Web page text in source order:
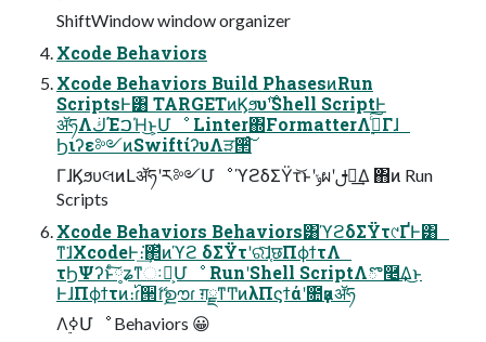
ShiftWindow window organizer
Xcode Behaviors
Xcode Behaviors Build PhasesͷRun
ScriptsͰ͸ TARGETͷϏϧυ࣌ʹShell ScriptͰ
ॲཧΛڬΈࠐΉ͜ͱ͕Մೳ Linter΍FormatterΛ࣮ߦͨ͠Γɺ
Ϧιʔε༻ͷSwiftίʔυΛੜ੒ͨ͠
ΓɺϏϧυલͷԼॲཧʹར༻Մೳ ϓϩδΣΫτ͝ͱʹݸผʹࢦఆ͢Δ ΋ͷ Run
Scripts
Xcode Behaviors Behaviors͸ϓϩδΣΫτ୯ҐͰ͸
ͳ͘ɺXcodeͰ։͘͢΂ͯͷϓϩ δΣΫτʹରͯ͠ɺ֤छΠϕϯτΛ
τϦΨʔͱ༷ͨ͠ʑͳઃఆ͕Մೳ RunʹShell ScriptΛొ࿥͢Δ͜ͱ
ͰɺΠϕϯτͷ։࢝ɾ੒ޭɾࣦഊɾ ग़ྗͳͲͷλΠϛϯάʹ೚ҙͷॲཧ
Λ࣮ߦՄೳ Behaviors 😀